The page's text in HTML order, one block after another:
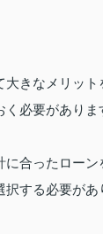
きなメリッ
必要があり
合ったロー
する必要が